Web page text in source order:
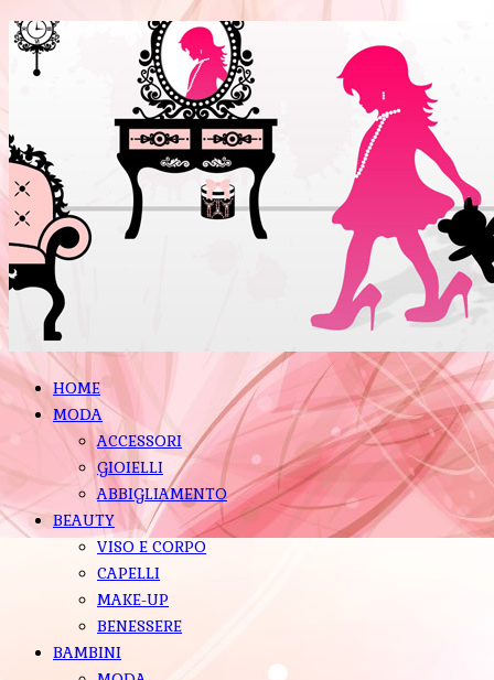
HOME
MODA
ACCESSORI
GIOIELLI
ABBIGLIAMENTO
BEAUTY
VISO E CORPO
CAPELLI
MAKE-UP
BENESSERE
BAMBINI